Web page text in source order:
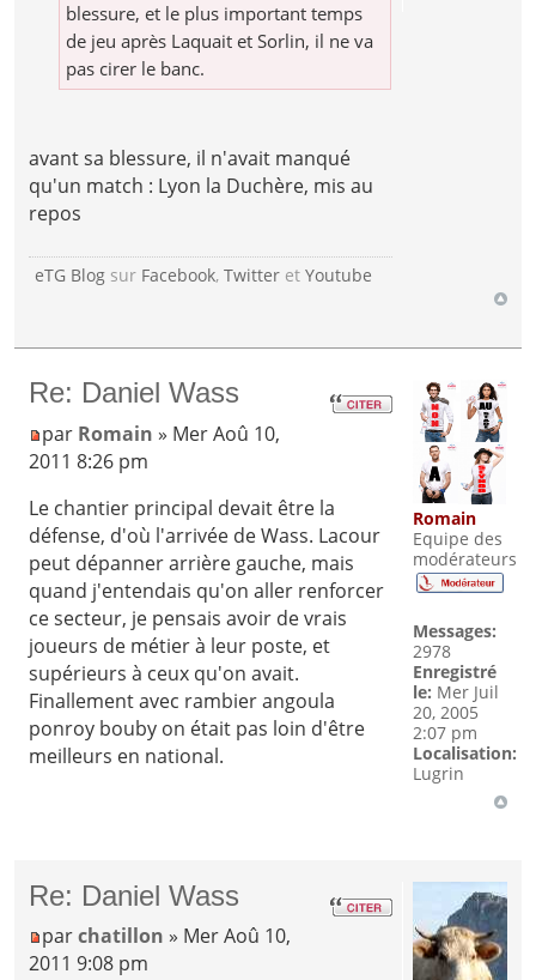
blessure, et le plus important temps
de jeu après Laquait et Sorlin, il ne va
pas cirer le banc.
avant sa blessure, il n'avait manqué
qu'un match : Lyon la Duchère, mis au
repos
eTG Blog sur Facebook,Twitter etYoutube
Re: Daniel Wass
par Romain » Mer Aoû 10,
2011 8:26 pm
Le chantier principal devait être la
défense, d'où l'arrivée de Wass. Lacour
peut dépanner arrière gauche, mais
quand j'entendais qu'on aller renforcer
ce secteur, je pensais avoir de vrais
joueurs de métier à leur poste, et
supérieurs à ceux qu'on avait.
Finallement avec rambier angoula
ponroy bouby on était pas loin d'être
meilleurs en national.
Romain
Equipe des
modérateurs
Messages:
2978
Enregistré
le: Mer Juil
20, 2005
2:07 pm
Localisation:
Lugrin
Re: Daniel Wass
parchatillon » Mer Aoû 10,
2011 9:08 pm